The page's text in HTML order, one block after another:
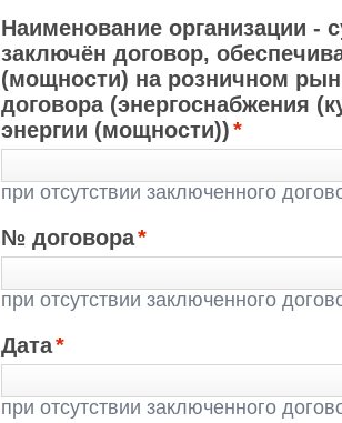
Наименование организации -
заключён договор,
(мощности) на розничном
договора (энергоснабжения
энергии (мощности))*
при отсутствии заключенного
№ договора*
при отсутствии заключенного
Дата*
при отсутствии заключенного